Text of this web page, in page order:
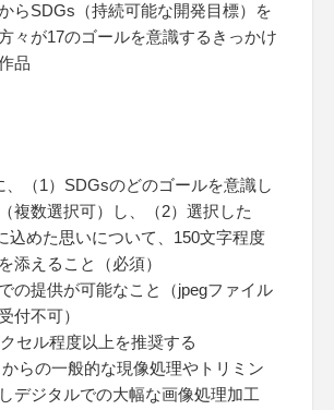
らSDGs（持続可能な開発目標）を
々が17のゴールを意識するきっかけ
品
（1）SDGsのどのゴールを意識し
複数選択可）し、（2）選択した
込めた思いについて、150文字程度
添えること（必須）
の提供が可能なこと（jpegファイル
付不可）
セル程度以上を推奨する
らの一般的な現像処理やトリミン
デジタルでの大幅な画像処理加工